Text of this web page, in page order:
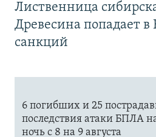
Лиственница
Древесина попадает в
санкций